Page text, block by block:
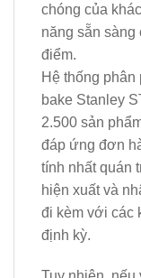
chóng của
năng sẵn sàng
điểm.
Hệ thống
bake Stanley
2.500 sản
đáp ứng đơn
tính nhất quán
hiện xuất và
đi kèm với các
định kỳ.